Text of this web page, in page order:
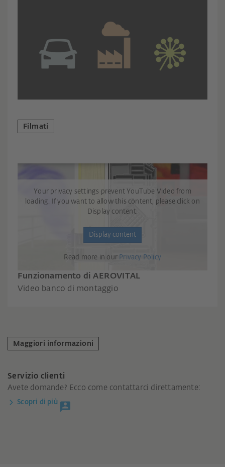
Filmati
Your privacy settings prevent YouTube Video from
loading. If you want to allow this content, please click on
Display content.
Display content
Read more in our Privacy Policy
Funzionamento di AEROVITAL
Video banco di montaggio
Maggiori informazioni
Servizio clienti
Avete domande? Ecco come contattarci direttamente:
Scopri di più